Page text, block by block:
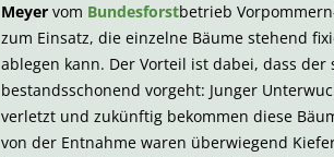
Meyer vom Bundesforstbetrieb
zum Einsatz, die einzelne Bäume stehend
ablegen kann. Der Vorteil ist dabei, dass
bestandsschonend vorgeht: Junger
verletzt und zukünftig bekommen diese
von der Entnahme waren überwiegend